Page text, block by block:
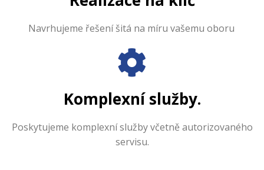
Navrhujeme řešení šitá na míru vašemu oboru
Komplexní služby.
Poskytujeme komplexní služby včetně autorizovaného
servisu.